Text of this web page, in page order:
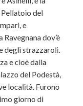
Pellatoio del
e
dov’è
degli strazzaroli.
e cioè dalla
del Podestà,
località. Furono
giorno di